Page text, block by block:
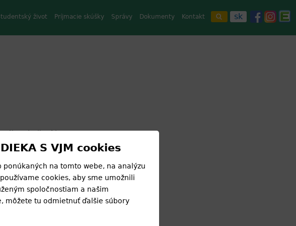
život Príjmacie skúšky Správy Dokumenty Kontakt sk
Manažment cestovného
z najkrajších
prezreli pôsobivý interiér
v udržiavanom
vedľa zámku. Počas
zahŕňali prehliadku
S VJM cookies
na tomto webe, na analýzu
cookies, aby sme umožnili
spoločnostiam a našim
môžete tu odmietnuť ďalšie súbory